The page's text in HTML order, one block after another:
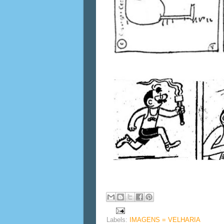
Labels: IMAGENS = VELHARIA